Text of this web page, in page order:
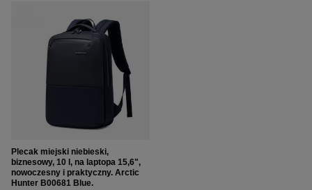
Plecak miejski niebieski,
biznesowy, 10 l, na laptopa 15,6",
nowoczesny i praktyczny. Arctic
Hunter B00681 Blue.